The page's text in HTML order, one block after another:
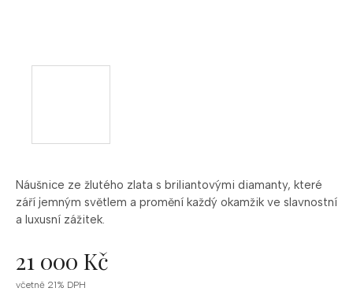
Náušnice ze žlutého zlata s briliantovými diamanty, které
září jemným světlem a promění každý okamžik ve slavnostní
a luxusní zážitek.
21 000 Kč
Měrná
včetně 21% DPH